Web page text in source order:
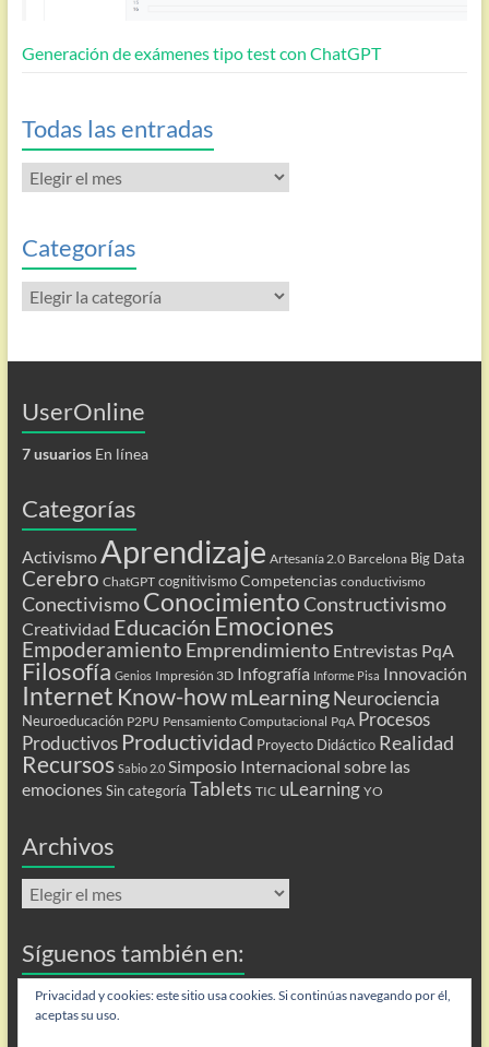
Generación de exámenes tipo test con ChatGPT
Todas las entradas
Todas
las
Categorías
Categorías
UserOnline
7 usuariosEn línea
Categorías
Activismo Aprendizaje Artesanía 2.0 Barcelona Big Data
Cerebro ChatGPT cognitivismo Competencias conductivismo
ConectivismoConocimientoConstructivismo
Creatividad Educación Emociones
Empoderamiento Emprendimiento Entrevistas PqA
Filosofía Genios Impresión 3D Infografía Informe Pisa Innovación
Internet Know-howmLearning Neurociencia
Neuroeducación P2PU Pensamiento Computacional PqA Procesos
Productivos Productividad Proyecto Didáctico Realidad
Recursos Sabio 2.0 Simposio Internacional sobre las
emociones Sin categoría Tablets TIC uLearning YO
Archivos
Archivos
Síguenos también en:
Flip
Privacidad y cookies: este sitio usa cookies. Si continúas navegando por él,
aceptas su uso.